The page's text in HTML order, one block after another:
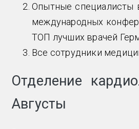
Опытные специалисты
международных
ТОП лучших врачей
Все сотрудники
Отделение
Августы